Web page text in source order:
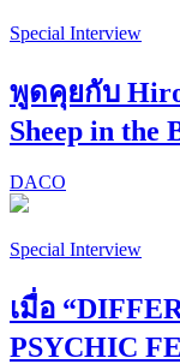
Special Interview
พูดคุยกับ
Sheep in the
DACO
Special Interview
เมื่อ
PSYCHIC